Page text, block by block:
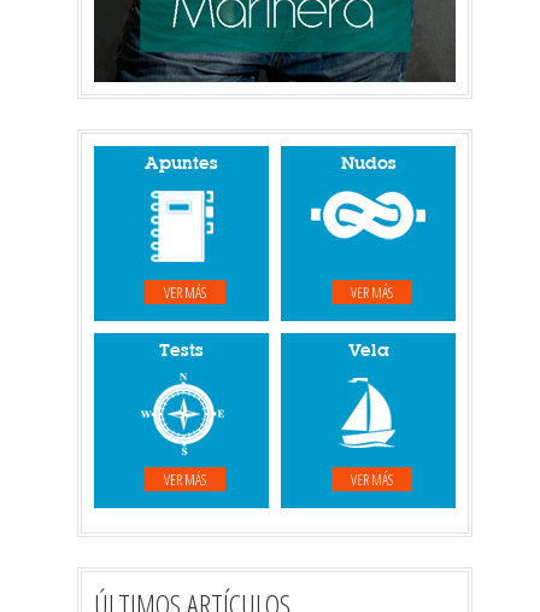
Apuntes
VER MÁS
Nudos
VER MÁS
Tests
VER MÁS
Vela
VER MÁS